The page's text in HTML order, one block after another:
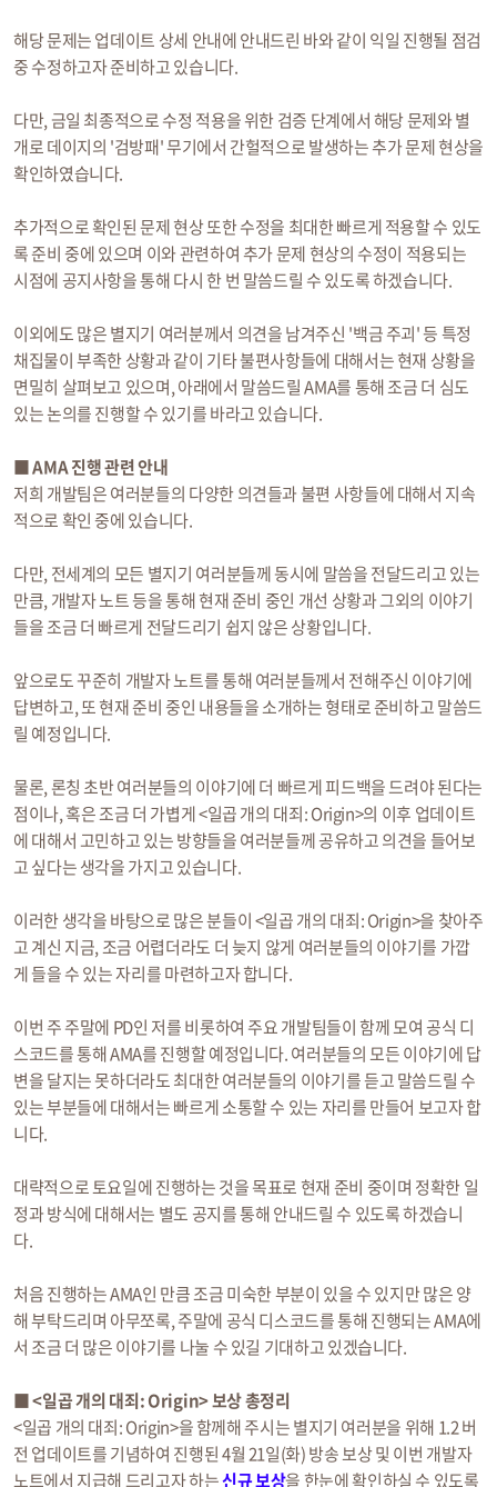
해당 문제는 업데이트 상세 안내에 안내드린 바와 같이 익일 진행될 점검
중 수정하고자 준비하고 있습니다.
다만, 금일 최종적으로 수정 적용을 위한 검증 단계에서 해당 문제와 별
개로 데이지의 '검방패' 무기에서 간헐적으로 발생하는 추가 문제 현상을
확인하였습니다.
추가적으로 확인된 문제 현상 또한 수정을 최대한 빠르게 적용할 수 있도
록 준비 중에 있으며 이와 관련하여 추가 문제 현상의 수정이 적용되는
시점에 공지사항을 통해 다시 한 번 말씀드릴 수 있도록 하겠습니다.
이외에도 많은 별지기 여러분께서 의견을 남겨주신 '백금 주괴' 등 특정
채집물이 부족한 상황과 같이 기타 불편사항들에 대해서는 현재 상황을
면밀히 살펴보고 있으며, 아래에서 말씀드릴 AMA를 통해 조금 더 심도
있는 논의를 진행할 수 있기를 바라고 있습니다.
■ AMA 진행 관련 안내
저희 개발팀은 여러분들의 다양한 의견들과 불편 사항들에 대해서 지속
적으로 확인 중에 있습니다.
다만, 전세계의 모든 별지기 여러분들께 동시에 말씀을 전달드리고 있는
만큼, 개발자 노트 등을 통해 현재 준비 중인 개선 상황과 그외의 이야기
들을 조금 더 빠르게 전달드리기 쉽지 않은 상황입니다.
앞으로도 꾸준히 개발자 노트를 통해 여러분들께서 전해주신 이야기에
답변하고, 또 현재 준비 중인 내용들을 소개하는 형태로 준비하고 말씀드
릴 예정입니다.
물론, 론칭 초반 여러분들의 이야기에 더 빠르게 피드백을 드려야 된다는
점이나, 혹은 조금 더 가볍게 <일곱 개의 대죄: Origin>의 이후 업데이트
에 대해서 고민하고 있는 방향들을 여러분들께 공유하고 의견을 들어보
고 싶다는 생각을 가지고 있습니다.
이러한 생각을 바탕으로 많은 분들이 <일곱 개의 대죄: Origin>을 찾아주
고 계신 지금, 조금 어렵더라도 더 늦지 않게 여러분들의 이야기를 가깝
게 들을 수 있는 자리를 마련하고자 합니다.
이번 주 주말에 PD인 저를 비롯하여 주요 개발팀들이 함께 모여 공식 디
스코드를 통해 AMA를 진행할 예정입니다. 여러분들의 모든 이야기에 답
변을 달지는 못하더라도 최대한 여러분들의 이야기를 듣고 말씀드릴 수
있는 부분들에 대해서는 빠르게 소통할 수 있는 자리를 만들어 보고자 합
니다.
대략적으로 토요일에 진행하는 것을 목표로 현재 준비 중이며 정확한 일
정과 방식에 대해서는 별도 공지를 통해 안내드릴 수 있도록 하겠습니
다.
처음 진행하는 AMA인 만큼 조금 미숙한 부분이 있을 수 있지만 많은 양
해 부탁드리며 아무쪼록, 주말에 공식 디스코드를 통해 진행되는 AMA에
서 조금 더 많은 이야기를 나눌 수 있길 기대하고 있겠습니다.
■ <일곱 개의 대죄: Origin> 보상 총정리
<일곱 개의 대죄: Origin>을 함께해 주시는 별지기 여러분을 위해 1.2 버
전 업데이트를 기념하여 진행된 4월 21일(화) 방송 보상 및 이번 개발자
노트에서 지급해 드리고자 하는신규 보상을 한눈에 확인하실 수 있도록